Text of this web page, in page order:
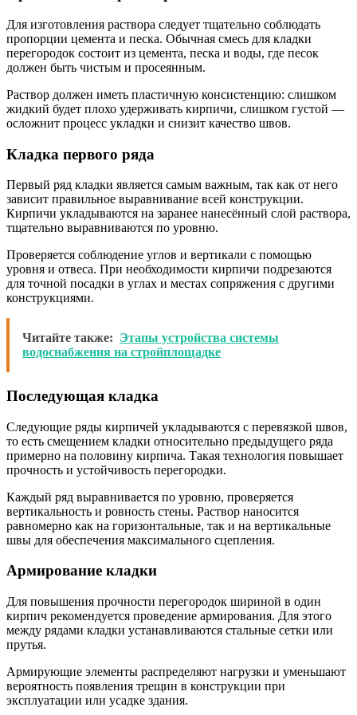
Для изготовления раствора следует тщательно соблюдать
пропорции цемента и песка. Обычная смесь для кладки
перегородок состоит из цемента, песка и воды, где песок
должен быть чистым и просеянным.
Раствор должен иметь пластичную консистенцию: слишком
жидкий будет плохо удерживать кирпичи, слишком густой —
осложнит процесс укладки и снизит качество швов.
Кладка первого ряда
Первый ряд кладки является самым важным, так как от него
зависит правильное выравнивание всей конструкции.
Кирпичи укладываются на заранее нанесённый слой раствора,
тщательно выравниваются по уровню.
Проверяется соблюдение углов и вертикали с помощью
уровня и отвеса. При необходимости кирпичи подрезаются
для точной посадки в углах и местах сопряжения с другими
конструкциями.
Читайте также: Этапы устройства системы
водоснабжения на стройплощадке
Последующая кладка
Следующие ряды кирпичей укладываются с перевязкой швов,
то есть смещением кладки относительно предыдущего ряда
примерно на половину кирпича. Такая технология повышает
прочность и устойчивость перегородки.
Каждый ряд выравнивается по уровню, проверяется
вертикальность и ровность стены. Раствор наносится
равномерно как на горизонтальные, так и на вертикальные
швы для обеспечения максимального сцепления.
Армирование кладки
Для повышения прочности перегородок шириной в один
кирпич рекомендуется проведение армирования. Для этого
между рядами кладки устанавливаются стальные сетки или
прутья.
Армирующие элементы распределяют нагрузки и уменьшают
вероятность появления трещин в конструкции при
эксплуатации или усадке здания.